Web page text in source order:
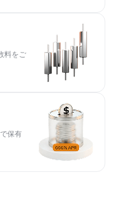
料をご
保有